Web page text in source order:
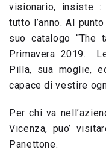
visionario, insiste
tutto l’anno. Al
suo catalogo
Primavera 2019.
Pilla, sua moglie,
capace di vestire
Per chi va
Vicenza, puo’
Panettone.